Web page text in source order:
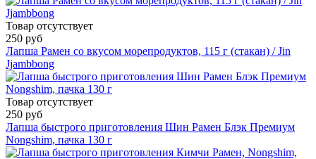
Товар отсутствует
250 руб
Лапша Рамен со вкусом морепродуктов, 115 г (стакан) / Jin
Jjambbong
Товар отсутствует
250 руб
Лапша быстрого приготовления Шин Рамен Блэк Премиум
Nongshim, пачка 130 г